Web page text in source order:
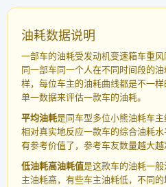
油耗数据说明
一部车的油耗受发动机变速箱车重风
同一部车同一个人在不同时间段的
样，每位车主的油耗曲线都是不一
单一数据来评估一款车的油耗。
平均油耗是同车型多位小熊油耗车
相对真实地反应一款车的综合油耗
有参考价值了，参考车友数量越大越
低油耗高油耗值是这款车的油耗一
主油耗高，有些车主油耗低，不同